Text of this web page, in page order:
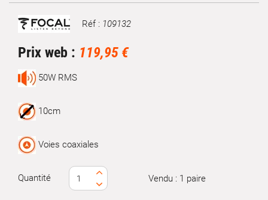
Marque Réf : 109132
Prix web : 119,95 €
50W RMS
10cm
Voies coaxiales
Quantité Vendu : 1 paire